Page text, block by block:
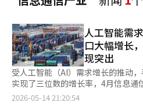
人工智能需
口大幅增长
现突出
受人工智能（AI）需求增长的推动
实现了三位数的增长率，4月信息通
著。 根据14日科技部和产业部的数据显示，4月ICT出口额达到
2026-05-14 21:20:54
页